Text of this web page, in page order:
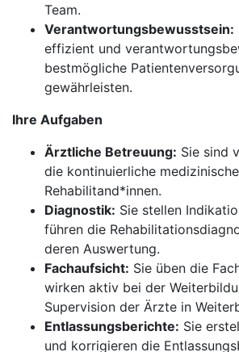
Team.
Verantwortungsbewusstsein:
effizient und
bestmögliche
gewährleisten.
Ihre Aufgaben
Ärztliche Betreuung: Sie sind
die kontinuierliche
Rehabilitand*innen.
Diagnostik: Sie stellen
führen die
deren Auswertung.
Fachaufsicht: Sie üben die
wirken aktiv bei der
Supervision der Ärzte in
Entlassungsberichte: Sie
und korrigieren die